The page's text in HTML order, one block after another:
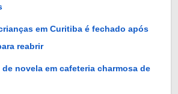
em Curitiba é fechado após
reabrir
de novela em cafeteria charmosa de